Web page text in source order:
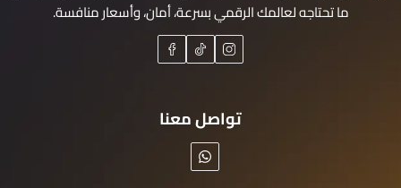
ما تحتاجه لعالمك الرقمي بسرعة، أمان، وأسعار منافسة.
تواصل معنا